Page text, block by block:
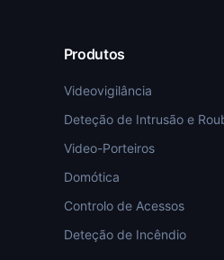
Produtos
Videovigilância
Deteção de Intrusão e
Video-Porteiros
Domótica
Controlo de Acessos
Deteção de Incêndio